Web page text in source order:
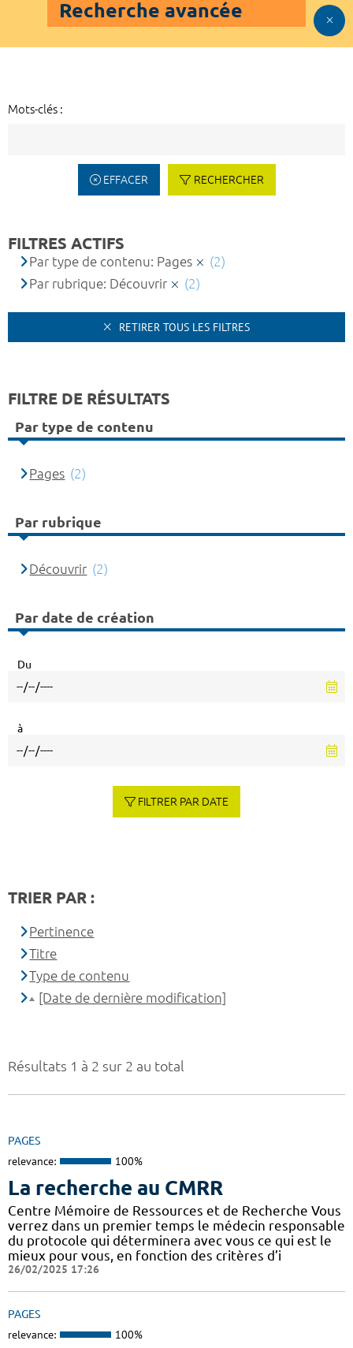
Recherche avancée
Mots-clés :
EFFACER RECHERCHER
Résultats 1 à 2 sur 2 au total
PAGES
relevance: 100%
La recherche au CMRR
Centre Mémoire de Ressources et de Recherche Vous
verrez dans un premier temps le médecin responsable
du protocole qui déterminera avec vous ce qui est le
mieux pour vous, en fonction des critères d’i
26/02/2025 17:26
PAGES
relevance: 100%
FILTRES ACTIFS
Par type de contenu: Pages
(2)
Par rubrique: Découvrir
(2)
RETIRER TOUS LES FILTRES
FILTRE DE RÉSULTATS
Par type de contenu
Pages (2)
Par rubrique
Découvrir (2)
Par date de création
Du
à
FILTRER PAR DATE
TRIER PAR :
Pertinence
Titre
Type de contenu
[Date de dernière modification]